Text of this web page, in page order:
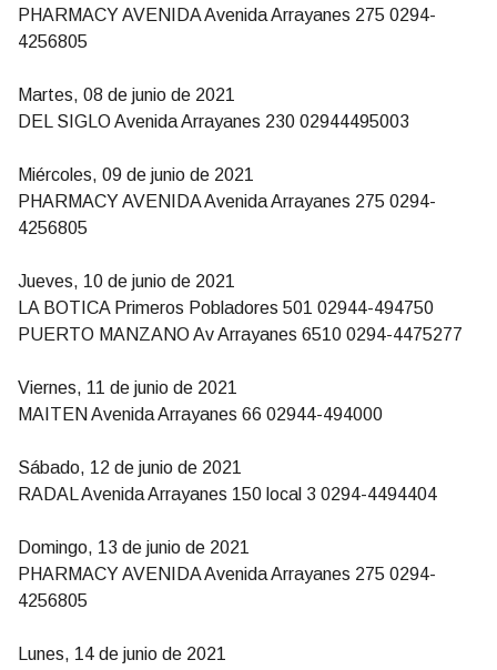
PHARMACY AVENIDA Avenida Arrayanes 275 0294-
4256805
Martes, 08 de junio de 2021
DEL SIGLO Avenida Arrayanes 230 02944495003
Miércoles, 09 de junio de 2021
PHARMACY AVENIDA Avenida Arrayanes 275 0294-
4256805
Jueves, 10 de junio de 2021
LA BOTICA Primeros Pobladores 501 02944-494750
PUERTO MANZANO Av Arrayanes 6510 0294-4475277
Viernes, 11 de junio de 2021
MAITEN Avenida Arrayanes 66 02944-494000
Sábado, 12 de junio de 2021
RADAL Avenida Arrayanes 150 local 3 0294-4494404
Domingo, 13 de junio de 2021
PHARMACY AVENIDA Avenida Arrayanes 275 0294-
4256805
Lunes, 14 de junio de 2021